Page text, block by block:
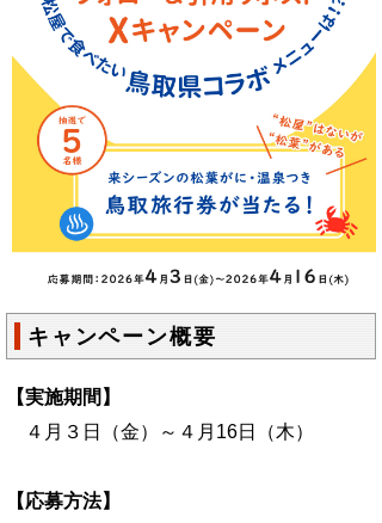
キャンペーン概要
【実施期間】
４月３日（金）～４月16日（木）
【応募方法】